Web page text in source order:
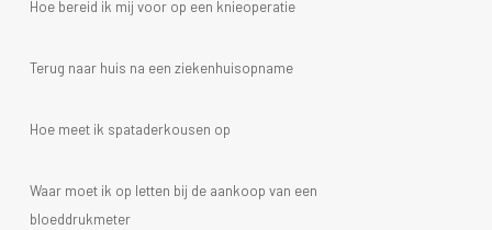
Hoe bereid ik mij voor op een knieoperatie
Terug naar huis na een ziekenhuisopname
Hoe meet ik spataderkousen op
Waar moet ik op letten bij de aankoop van een
bloeddrukmeter